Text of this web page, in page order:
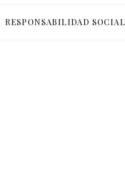
RESPONSABILIDAD SOCIAL